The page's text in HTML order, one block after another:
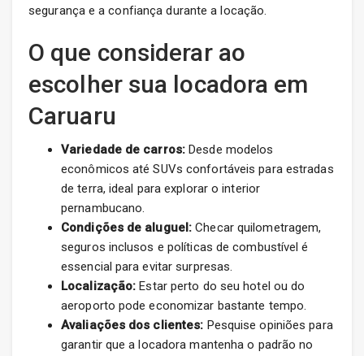
segurança e a confiança durante a locação.
O que considerar ao
escolher sua locadora em
Caruaru
Variedade de carros: Desde modelos
econômicos até SUVs confortáveis para estradas
de terra, ideal para explorar o interior
pernambucano.
Condições de aluguel: Checar quilometragem,
seguros inclusos e políticas de combustível é
essencial para evitar surpresas.
Localização: Estar perto do seu hotel ou do
aeroporto pode economizar bastante tempo.
Avaliações dos clientes: Pesquise opiniões para
garantir que a locadora mantenha o padrão no